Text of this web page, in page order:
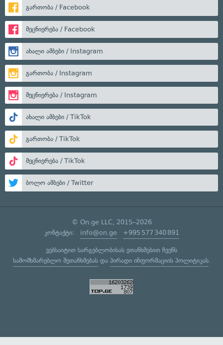
გართობა / Facebook
მეცნიერება / Facebook
ახალი ამბები / Instagram
გართობა / Instagram
მეცნიერება / Instagram
ახალი ამბები / TikTok
გართობა / TikTok
მეცნიერება / TikTok
ბოლო ამბები / Twitter
© On.ge LLC, 2015–2026
კონტაქტი: info@on.ge +995 577 340 891
ვებსაიტით სარგებლობისას ეთანხმებით ჩვენს
სამომხმარებლო შეთანხმებასდა პირადი ინფორმაციის პოლიტიკას.